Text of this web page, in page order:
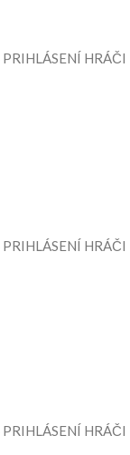
HRÁČI
HRÁČI
HRÁČI